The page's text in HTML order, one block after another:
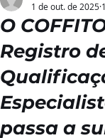
O
Registro
passa a
1 de out. de 2025